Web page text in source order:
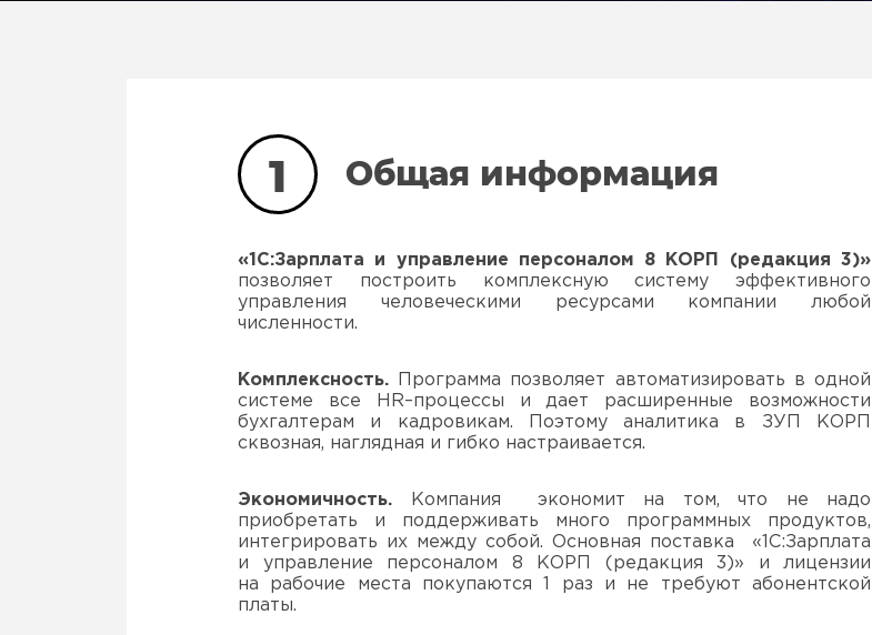
1 Общая информация
«1С:Зарплата и управление персоналом 8 КОРП (редакция 3)»
позволяет построить комплексную систему эффективного
управления человеческими ресурсами компании любой
численности.
Комплексность. Программа позволяет автоматизировать в одной
системе все HR–процессы и дает расширенные возможности
бухгалтерам и кадровикам. Поэтому аналитика в ЗУП КОРП
сквозная, наглядная и гибко настраивается.
Экономичность. Компания экономит на том, что не надо
приобретать и поддерживать много программных продуктов,
интегрировать их между собой. Основная поставка «1С:Зарплата
и управление персоналом 8 КОРП (редакция 3)» и лицензии
на рабочие места покупаются 1 раз и не требуют абонентской
платы.